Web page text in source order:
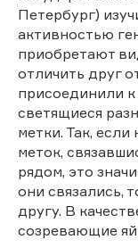
Петербург)
активностью
приобретают
отличить друг
присоединили
светящиеся
метки. Так,
меток,
рядом, это
они связались,
другу. В
созревающие